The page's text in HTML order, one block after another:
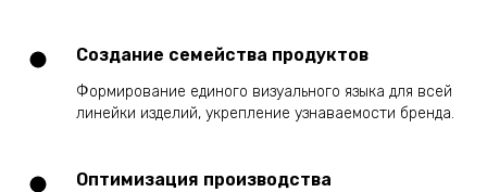
Создание семейства продуктов
Формирование единого визуального языка для всей
линейки изделий, укрепление узнаваемости бренда.
Оптимизация производства